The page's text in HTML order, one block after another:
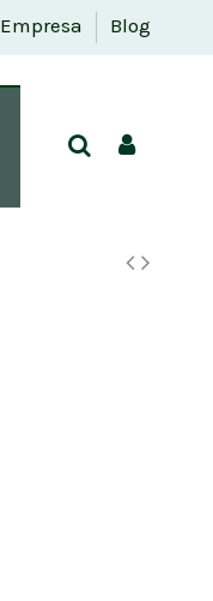
Empresa Blog